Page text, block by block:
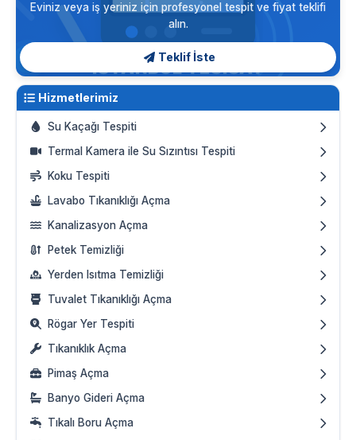
Eviniz veya iş yeriniz için profesyonel tespit ve fiyat teklifi
alın.
Teklif İste
Hizmetlerimiz
Su Kaçağı Tespiti
Termal Kamera ile Su Sızıntısı Tespiti
Koku Tespiti
Lavabo Tıkanıklığı Açma
Kanalizasyon Açma
Petek Temizliği
Yerden Isıtma Temizliği
Tuvalet Tıkanıklığı Açma
Rögar Yer Tespiti
Tıkanıklık Açma
Pimaş Açma
Banyo Gideri Açma
Tıkalı Boru Açma